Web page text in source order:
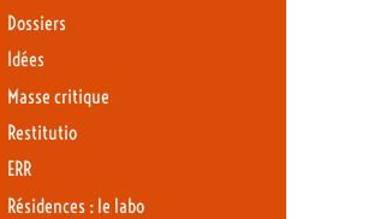
Dossiers
Idées
Masse critique
Restitutio
ERR
Résidences : le labo